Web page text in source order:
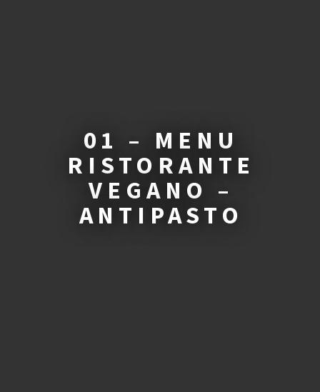
01 – MENU
RISTORANTE
VEGANO –
ANTIPASTO